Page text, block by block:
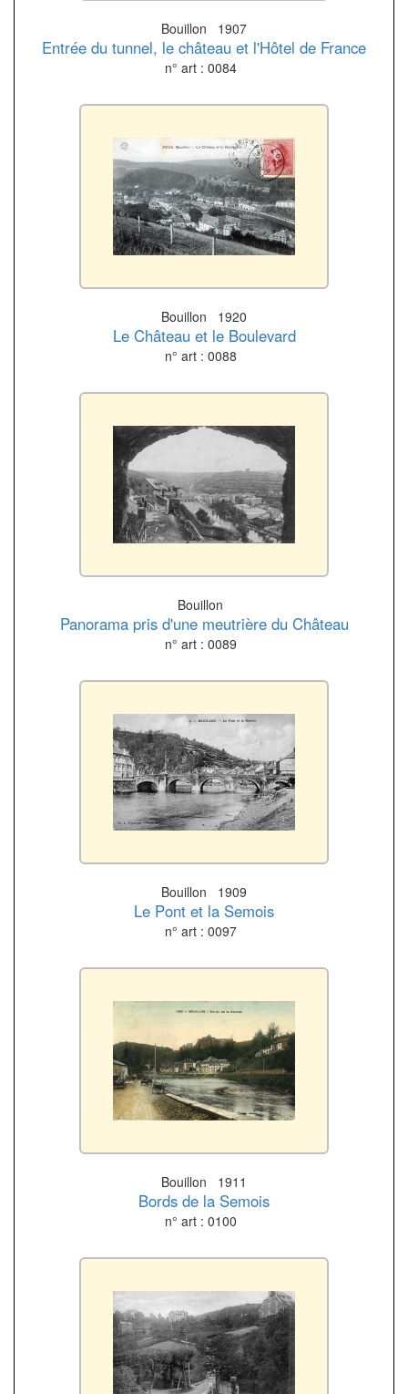
Bouillon 1907
Entrée du tunnel, le château et l'Hôtel de France
n° art : 0084
Bouillon 1920
Le Château et le Boulevard
n° art : 0088
Bouillon
Panorama pris d'une meutrière du Château
n° art : 0089
Bouillon 1909
Le Pont et la Semois
n° art : 0097
Bouillon 1911
Bords de la Semois
n° art : 0100